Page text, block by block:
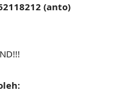
(anto)